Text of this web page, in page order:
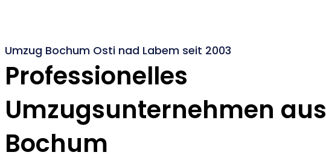
Umzug Bochum Osti nad Labem seit 2003
Professionelles
Umzugsunternehmen aus
Bochum